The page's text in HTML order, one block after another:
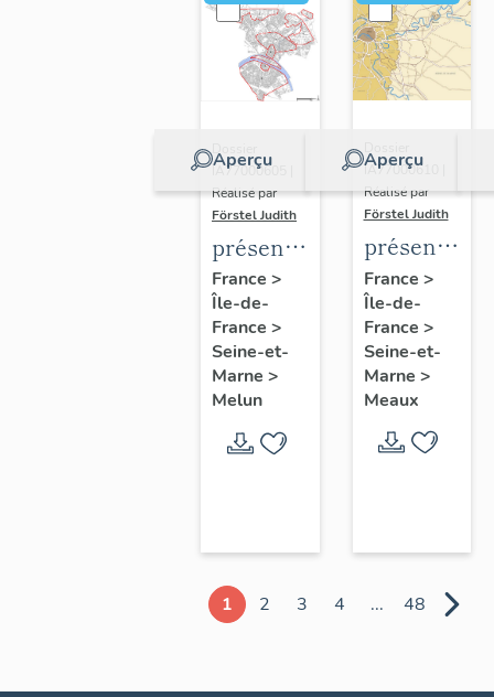
Aperçu
IA77000605 |
Réalisé par
Förstel Judith
présentation
de
l'étude
du
patrimoine
de
Melun
France >
Île-de-
France >
Seine-et-
Marne >
Melun
Aperçu
IA77000610 |
Réalisé par
Förstel Judith
de
l'étude
du
patrimoine
de
Meaux
France >
Île-de-
France >
Seine-et-
Marne >
Meaux
1 2 3 4 ... 48